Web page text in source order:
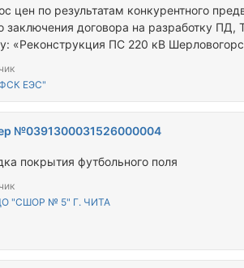
цен по результатам конкурентного
заключения договора на разработку ПД,
«Реконструкция ПС 220 кВ
ПАО «Россети» – МЭС Сибири
ЕЭС"
№0391300031526000004
покрытия футбольного поля
"СШОР № 5" Г. ЧИТА